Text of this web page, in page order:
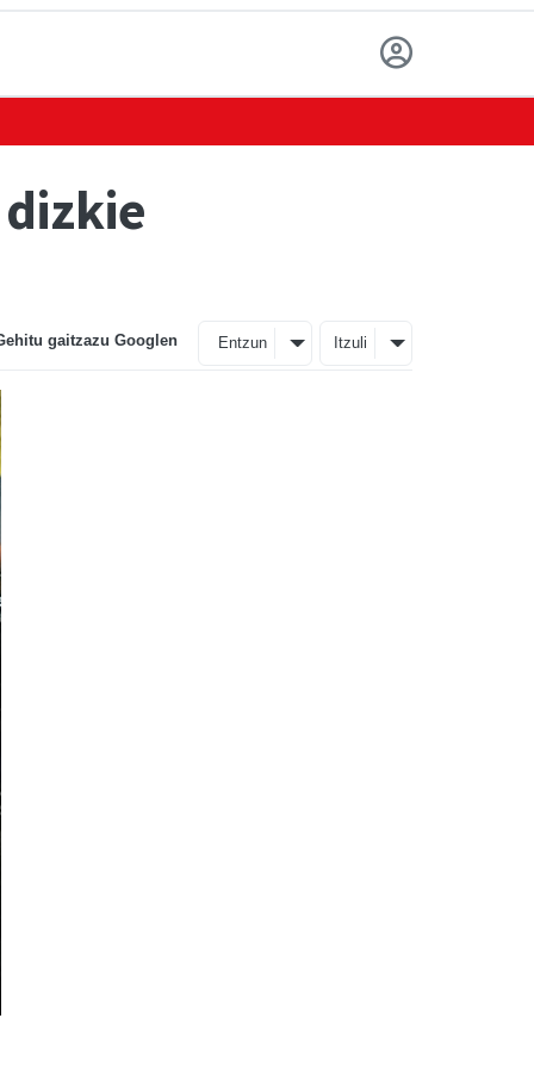
gaitzazu Googlen Entzun Itzuli